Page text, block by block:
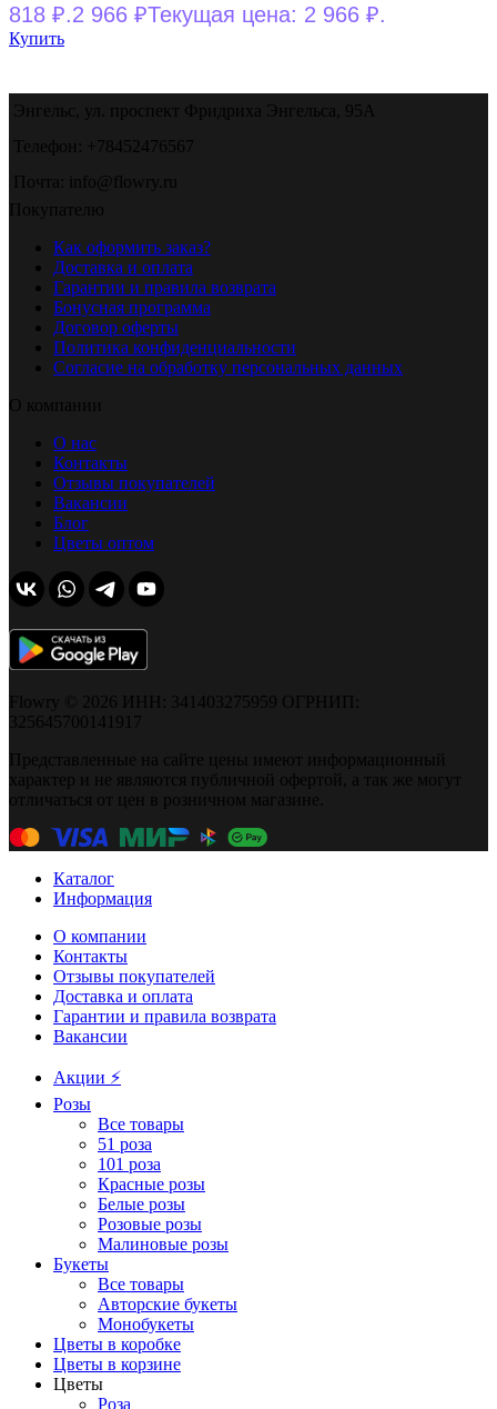
818 ₽.2 966 ₽Текущая цена: 2 966 ₽.
Купить
Энгельс, ул. проспект Фридриха Энгельса, 95А
Телефон: +78452476567
Почта: info@flowry.ru
Покупателю
Как оформить заказ?
Доставка и оплата
Гарантии и правила возврата
Бонусная программа
Договор оферты
Политика конфиденциальности
Согласие на обработку персональных данных
О компании
О нас
Контакты
Отзывы покупателей
Вакансии
Блог
Цветы оптом
Flowry © 2026 ИНН: 341403275959 ОГРНИП:
325645700141917
Представленные на сайте цены имеют информационный
характер и не являются публичной офертой, а так же могут
отличаться от цен в розничном магазине.
Каталог
Информация
О компании
Контакты
Отзывы покупателей
Доставка и оплата
Гарантии и правила возврата
Вакансии
Акции ⚡️
Розы
Все товары
51 роза
101 роза
Красные розы
Белые розы
Розовые розы
Малиновые розы
Букеты
Все товары
Авторские букеты
Монобукеты
Цветы в коробке
Цветы в корзине
Цветы
Роза